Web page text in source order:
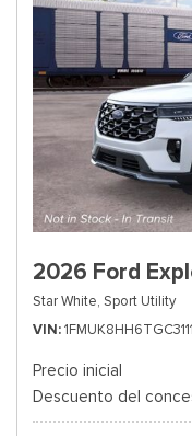
2026 Ford
Star White, Sport Utility
VIN
Precio inicial
Descuento del